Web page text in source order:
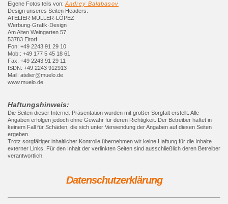
Eigene Fotos teils von: Andrey Balabasov
Design unseres Seiten Headers:
ATELIER MÜLLER-LÓPEZ
Werbung·Grafik·Design
Am Alten Weingarten 57
53783 Eitorf
Fon: +49 2243 91 29 10
Mob.: +49 177 5 45 18 61
Fax: +49 2243 91 29 11
ISDN: +49 2243 912913
Mail: atelier@muelo.de
www.muelo.de
Haftungshinweis:
Die Seiten dieser Internet-Präsentation wurden mit großer Sorgfalt erstellt. Alle
Angaben erfolgen jedoch ohne Gewähr für deren Richtigkeit. Der Betreiber haftet in
keinem Fall für Schäden, die sich unter Verwendung der Angaben auf diesen Seiten
ergeben.
Trotz sorgfältiger inhaltlicher Kontrolle übernehmen wir keine Haftung für die Inhalte
externer Links. Für den Inhalt der verlinkten Seiten sind ausschließlich deren Betreiber
verantwortlich.
Datenschutzerklärung